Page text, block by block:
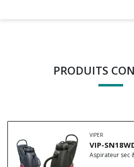
PRODUITS
VIPER
VIP-
Aspirateur